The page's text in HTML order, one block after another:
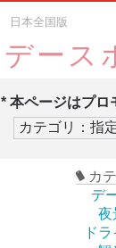
日本全国版
デース
* 本ページはプロ
カ
デ
夜
ド